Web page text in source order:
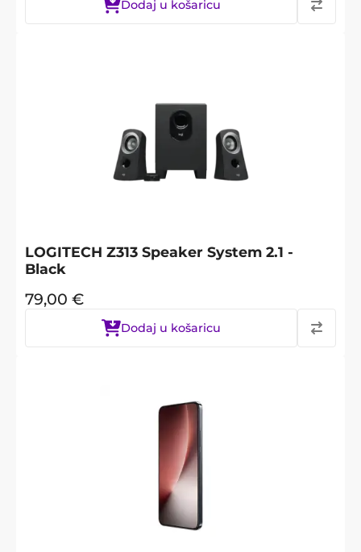
Dodaj u košaricu
LOGITECH Z313 Speaker System 2.1 -
Black
79,00 €
Dodaj u košaricu